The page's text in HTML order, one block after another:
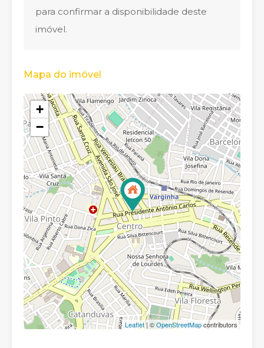
para confirmar a disponibilidade deste
imóvel.
Mapa do imóvel
+
−
Leaflet| ©OpenStreetMapcontributors